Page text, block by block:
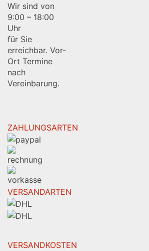
Wir sind von
9:00 – 18:00
Uhr
für Sie
erreichbar. Vor-
Ort Termine
nach
Vereinbarung.
ZAHLUNGSARTEN
VERSANDARTEN
VERSANDKOSTEN